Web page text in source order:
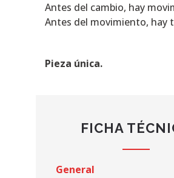
Antes del cambio, hay
Antes del movimiento, hay
Pieza única.
FICHA
General